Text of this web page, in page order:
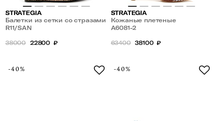
STRATEGIA
Балетки из сетки со стразами
R11/SAN
38000 22800 ₽
STRATEGIA
Кожаные плетеные
босоножки
A6081-2
63400 38100 ₽
-40% -40%